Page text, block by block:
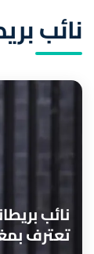
نائب
نائب
تعترف